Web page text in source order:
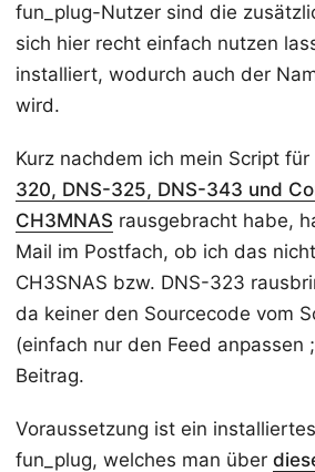
fun_plug-Nutzer sind die
sich hier recht einfach nutzen
installiert, wodurch auch der
wird.
Kurz nachdem ich mein Script für
320, DNS-325, DNS-343 und
CH3MNAS rausgebracht habe,
Mail im Postfach, ob ich das
CH3SNAS bzw. DNS-323
da keiner den Sourcecode vom
(einfach nur den Feed anpassen
Beitrag.
Voraussetzung ist ein
fun_plug, welches man über